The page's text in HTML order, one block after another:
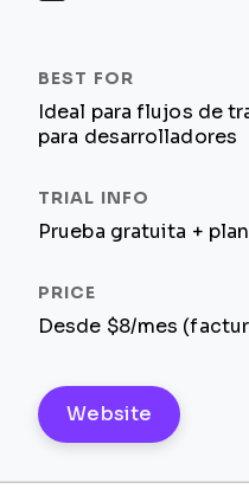
Ideal para flujos de
para desarrolladores
Prueba gratuita +
Desde $8/mes
Website